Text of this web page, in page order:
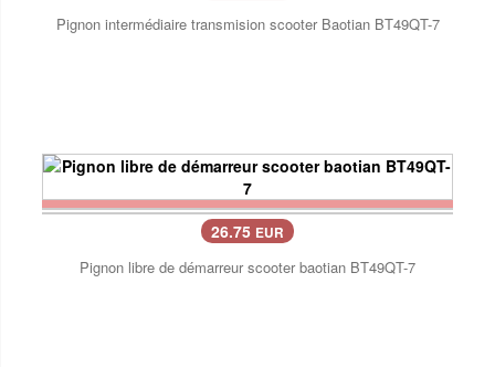
Pignon intermédiaire transmision scooter Baotian BT49QT-7
26.75 EUR
Pignon libre de démarreur scooter baotian BT49QT-7